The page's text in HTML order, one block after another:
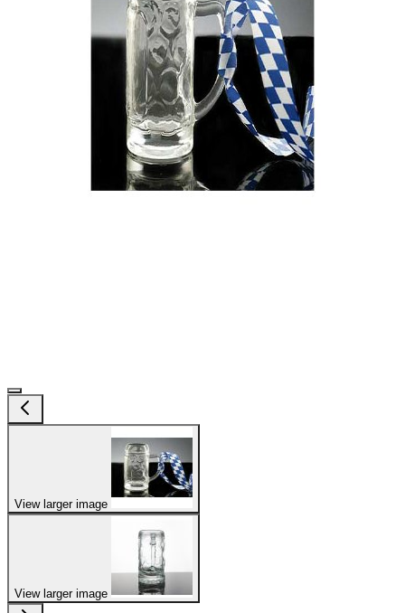
View larger image
View larger image